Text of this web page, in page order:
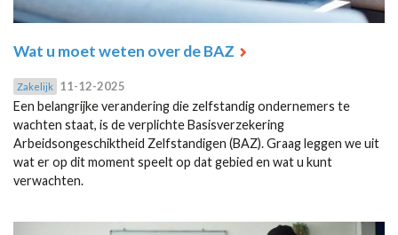
Wat u moet weten over de BAZ
Zakelijk 11-12-2025
Een belangrijke verandering die zelfstandig ondernemers te
wachten staat, is de verplichte Basisverzekering
Arbeidsongeschiktheid Zelfstandigen (BAZ). Graag leggen we uit
wat er op dit moment speelt op dat gebied en wat u kunt
verwachten.